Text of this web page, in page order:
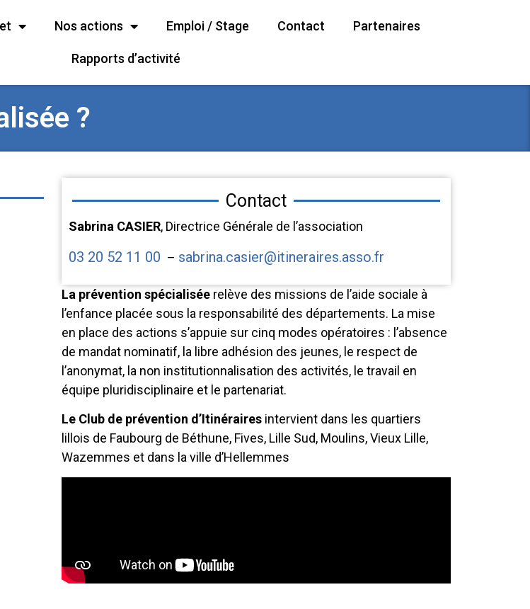
Nos actions Emploi / Stage Contact Partenaires
Rapports d’activité
?
Contact
Sabrina CASIER, Directrice Générale de l’association
03 20 52 11 00 – sabrina.casier@itineraires.asso.fr
La prévention spécialisée relève des missions de l’aide sociale à
l’enfance placée sous la responsabilité des départements. La mise
en place des actions s’appuie sur cinq modes opératoires : l’absence
de mandat nominatif, la libre adhésion des jeunes, le respect de
l’anonymat, la non institutionnalisation des activités, le travail en
équipe pluridisciplinaire et le partenariat.
Le Club de prévention d’Itinéraires intervient dans les quartiers
lillois de Faubourg de Béthune, Fives, Lille Sud, Moulins, Vieux Lille,
Wazemmes et dans la ville d’Hellemmes